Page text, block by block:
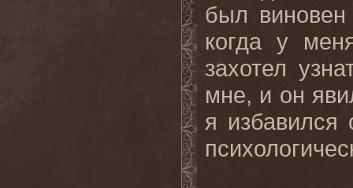
был
когда у
захотел
мне, и он
я избавился